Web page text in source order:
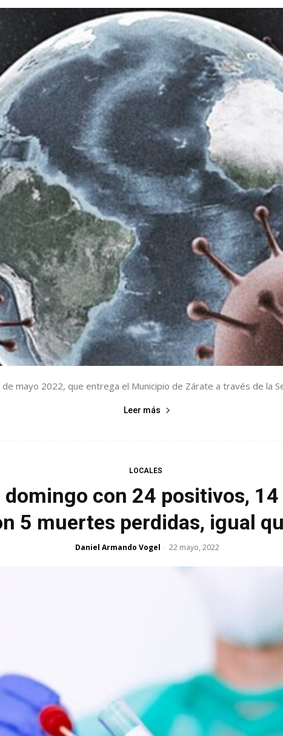
mayo 2022, que entrega el Municipio de Zárate a través de la
Leer más
LOCALES
domingo con 24 positivos,
5 muertes perdidas, igual
Daniel Armando Vogel - 22 mayo, 2022